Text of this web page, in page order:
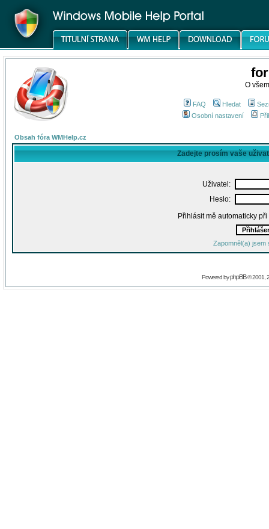
O
FAQ Hledat
Osobní nastavení
Obsah fóra WMHelp.cz
Zadejte prosím vaše
Uživatel:
Heslo:
Přihlásit mě automaticky
Zapomněl(a) jsem
Powered byphpBB© 2001,